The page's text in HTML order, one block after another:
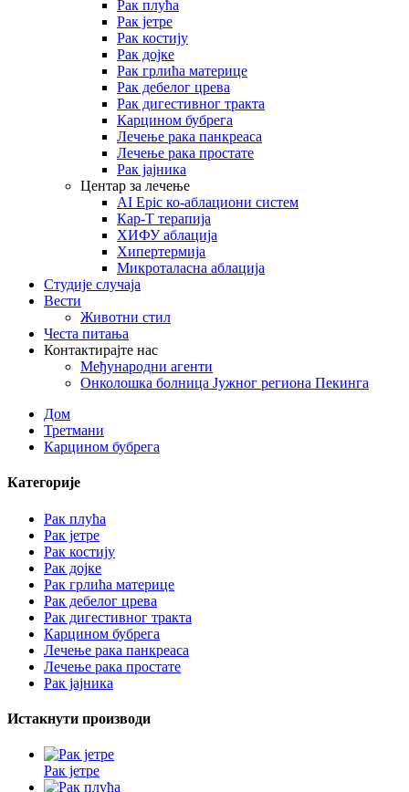
Рак плућа
Рак јетре
Рак костију
Рак дојке
Рак грлића материце
Рак дебелог црева
Рак дигестивног тракта
Карцином бубрега
Лечење рака панкреаса
Лечење рака простате
Рак јајника
Центар за лечење
AI Epic ко-аблациони систем
Кар-Т терапија
ХИФУ аблација
Хипертермија
Микроталасна аблација
Студије случаја
Вести
Животни стил
Честа питања
Контактирајте нас
Међународни агенти
Онколошка болница Јужног региона Пекинга
Дом
Третмани
Карцином бубрега
Категорије
Рак плућа
Рак јетре
Рак костију
Рак дојке
Рак грлића материце
Рак дебелог црева
Рак дигестивног тракта
Карцином бубрега
Лечење рака панкреаса
Лечење рака простате
Рак јајника
Истакнути производи
Рак јетре